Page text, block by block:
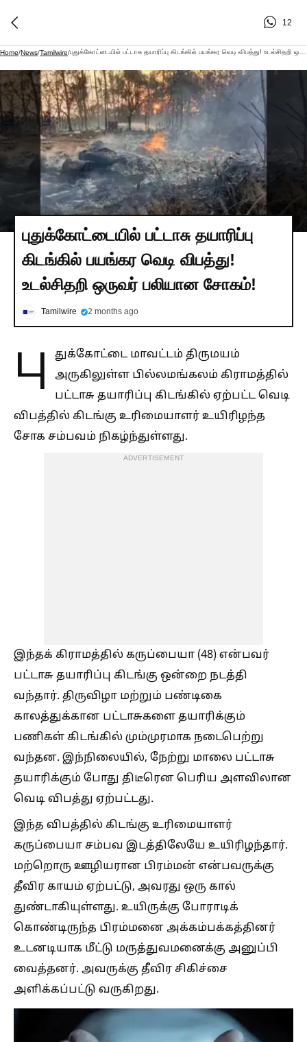
12
Home/News/Tamilwire/
புதுக்கோட்டையில் பட்டாசு தயாரிப்பு
கிடங்கில் பயங்கர வெடி விபத்து!
உடல்சிதறி ஒருவர் பலியான சோகம்!
Tamilwire 2 months ago
பு
துக்கோட்டை மாவட்டம் திருமயம்
அருகிலுள்ள பில்லமங்கலம் கிராமத்தில்
பட்டாசு தயாரிப்பு கிடங்கில் ஏற்பட்ட வெடி
விபத்தில் கிடங்கு உரிமையாளர் உயிரிழந்த
சோக சம்பவம் நிகழ்ந்துள்ளது.
ADVERTISEMENT
இந்தக் கிராமத்தில் கருப்பையா (48) என்பவர்
பட்டாசு தயாரிப்பு கிடங்கு ஒன்றை நடத்தி
வந்தார். திருவிழா மற்றும் பண்டிகை
காலத்துக்கான பட்டாசுகளை தயாரிக்கும்
பணிகள் கிடங்கில் மும்முரமாக நடைபெற்று
வந்தன. இந்நிலையில், நேற்று மாலை பட்டாசு
தயாரிக்கும் போது திடீரென பெரிய அளவிலான
வெடி விபத்து ஏற்பட்டது.
இந்த விபத்தில் கிடங்கு உரிமையாளர்
கருப்பையா சம்பவ இடத்திலேயே உயிரிழந்தார்.
மற்றொரு ஊழியரான பிரம்மன் என்பவருக்கு
தீவிர காயம் ஏற்பட்டு, அவரது ஒரு கால்
துண்டாகியுள்ளது. உயிருக்கு போராடிக்
கொண்டிருந்த பிரம்மனை அக்கம்பக்கத்தினர்
உடனடியாக மீட்டு மருத்துவமனைக்கு அனுப்பி
வைத்தனர். அவருக்கு தீவிர சிகிச்சை
அளிக்கப்பட்டு வருகிறது.